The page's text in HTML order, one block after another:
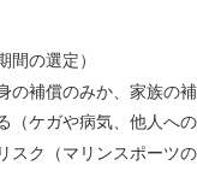
間の選定）
の補償のみか、家族の補
（ケガや病気、他人へ
スク（マリンスポーツ